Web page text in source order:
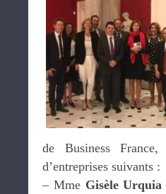
de Business France,
d’entreprises suivants :
– Mme Gisèle Urquia